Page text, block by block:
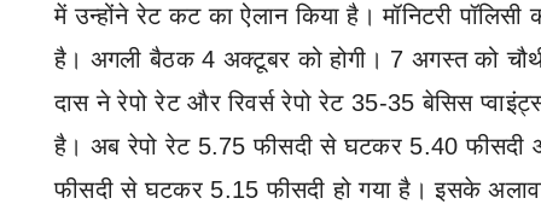
में उन्होंने रेट कट का ऐलान किया है। मॉनिटरी पॉलिसी
है। अगली बैठक 4 अक्टूबर को होगी। 7 अगस्त को
दास ने रेपो रेट और रिवर्स रेपो रेट 35-35 बेसिस
है। अब रेपो रेट 5.75 फीसदी से घटकर 5.40 फीसदी
फीसदी से घटकर 5.15 फीसदी हो गया है। इसके